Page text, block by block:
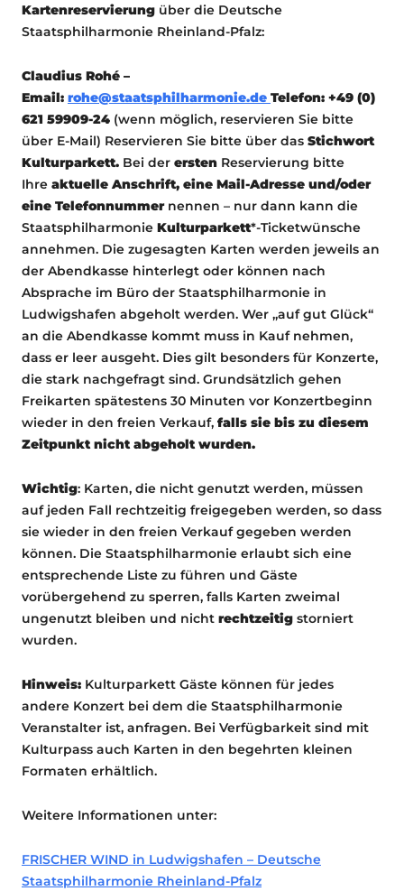
Kartenreservierung über die Deutsche
Staatsphilharmonie Rheinland-Pfalz:
Claudius Rohé –
Email: rohe@staatsphilharmonie.de Telefon: +49 (0)
621 59909-24 (wenn möglich, reservieren Sie bitte
über E-Mail) Reservieren Sie bitte über das Stichwort
Kulturparkett. Bei der ersten Reservierung bitte
Ihre aktuelle Anschrift, eine Mail-Adresse und/oder
eine Telefonnummernennen – nur dann kann die
Staatsphilharmonie Kulturparkett*-Ticketwünsche
annehmen. Die zugesagten Karten werden jeweils an
der Abendkasse hinterlegt oder können nach
Absprache im Büro der Staatsphilharmonie in
Ludwigshafen abgeholt werden. Wer „auf gut Glück“
an die Abendkasse kommt muss in Kauf nehmen,
dass er leer ausgeht. Dies gilt besonders für Konzerte,
die stark nachgefragt sind. Grundsätzlich gehen
Freikarten spätestens 30 Minuten vor Konzertbeginn
wieder in den freien Verkauf, falls sie bis zu diesem
Zeitpunkt nicht abgeholt wurden.
Wichtig: Karten, die nicht genutzt werden, müssen
auf jeden Fall rechtzeitig freigegeben werden, so dass
sie wieder in den freien Verkauf gegeben werden
können. Die Staatsphilharmonie erlaubt sich eine
entsprechende Liste zu führen und Gäste
vorübergehend zu sperren, falls Karten zweimal
ungenutzt bleiben und nicht rechtzeitig storniert
wurden.
Hinweis: Kulturparkett Gäste können für jedes
andere Konzert bei dem die Staatsphilharmonie
Veranstalter ist, anfragen. Bei Verfügbarkeit sind mit
Kulturpass auch Karten in den begehrten kleinen
Formaten erhältlich.
Weitere Informationen unter:
FRISCHER WIND in Ludwigshafen – Deutsche
Staatsphilharmonie Rheinland-Pfalz